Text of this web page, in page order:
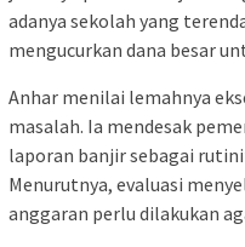
adanya sekolah yang
mengucurkan dana besar
Anhar menilai lemahnya
masalah. Ia mendesak
laporan banjir sebagai
Menurutnya, evaluasi
anggaran perlu dilakukan